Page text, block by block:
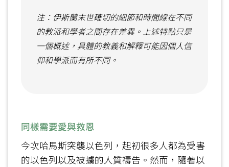
注：伊斯蘭末世確切的細節和時間線在不同
的教派和學者之間存在差異。上述特點只是
一個概述，具體的教義和解釋可能因個人信
仰和學派而有所不同。
同樣需要愛與救恩
今次哈馬斯突襲以色列，起初很多人都為受害
的以色列以及被擄的人質禱告。然而，隨著以